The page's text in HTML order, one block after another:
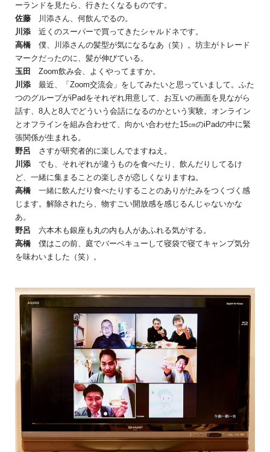
ーランドを見たら、行きたくなるものです。
佐藤 川添さん、何飲んでるの。
川添 近くのスーパーで買ってきたシャルドネです。
高橋 僕、川添さんの髪型が気になるなあ（笑）。坊主がトレード
マークだったのに、髪が伸びている。
玉田
Zoom飲み会、よくやってますか。
川添 最近、「Zoom交流会」をしてみたいと思っていまして。ふた
つのグループがiPadをそれぞれ用意して、お互いの画面を見ながら
話す、8人と8人でどういう会話になるのかという実験。オンライン
とオフラインを組み合わせて、向かい合わせた15㎝のiPadの中に緊
張関係が生まれる。
野呂 さすが研究者的に楽しんでますねえ。
川添 でも、それぞれが違うものを食べたり、飲んだりしてるけ
ど、一緒に集まることの楽しさが恋しくなりますね。
高橋 一緒に飲んだり食べたりすることのありがたみをつくづく感
じます。解除されたら、物すごい開放感を感じるんじゃないかな
あ。
野呂 六本木も銀座も丸の内も人があふれる気がする。
高橋 僕はこの前、庭でバーベキューして寝袋で寝てキャンプ気分
を味わいました（笑）。